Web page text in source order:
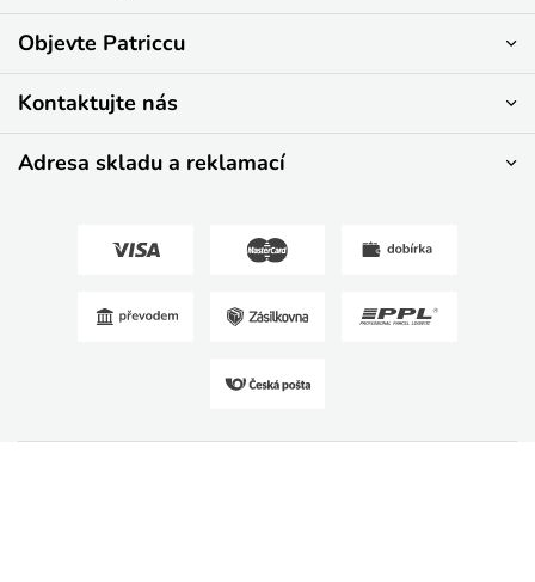
p
t
Objevte Patriccu
Kontaktujte nás
Adresa skladu a reklamací